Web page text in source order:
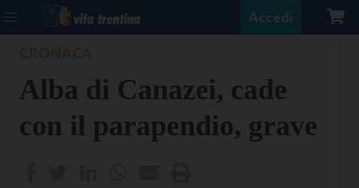
Accedi
Alba di Canazei, cade
con il parapendio, grave